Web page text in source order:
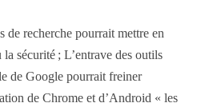
de recherche pourrait mettre en
sécurité ; L’entrave des outils
de Google pourrait freiner
de Chrome et d’Android « les